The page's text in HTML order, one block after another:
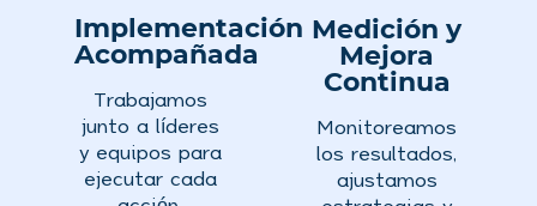
Implementación
Acompañada
Trabajamos
junto a líderes
y equipos para
ejecutar cada
Medición y
Mejora
Continua
Monitoreamos
los resultados,
ajustamos